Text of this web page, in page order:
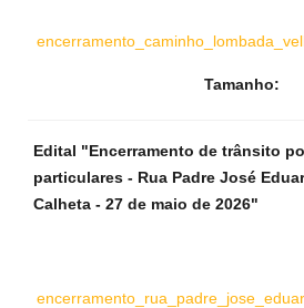
Tamanho:
Edital "Encerramento de trânsito
particulares - Rua Padre José
Calheta - 27 de maio de 2026"